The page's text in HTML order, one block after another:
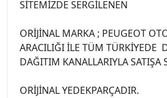
SİTEMİZDE SERGİLENEN
ORİJİNAL MARKA ; PEUGEOT
ARACILIĞI İLE TÜM TÜRKİYEDE
DAĞITIM KANALLARIYLA SATIŞA
ORİJİNAL YEDEKPARÇADIR.